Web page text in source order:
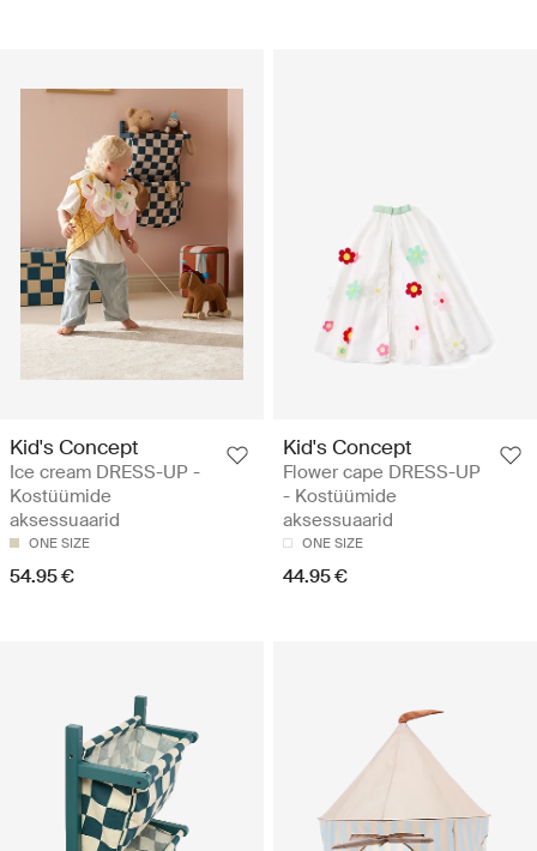
Kid's Concept
Ice cream DRESS-UP -
Kostüümide
aksessuaarid
ONE SIZE
54.95 €
Kid's Concept
Flower cape DRESS-UP
- Kostüümide
aksessuaarid
ONE SIZE
44.95 €